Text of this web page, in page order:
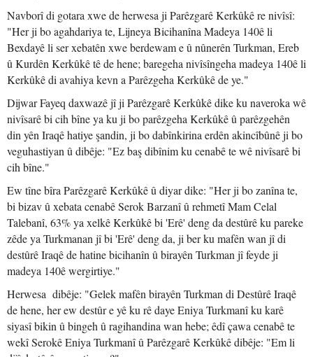
Navborî di gotara xwe de herwesa ji Parêzgarê Kerkûkê re nivîsî:
"Her ji bo agahdariya te, Lijneya Bicihanîna Madeya 140ê li
Bexdayê li ser xebatên xwe berdewam e û nûnerên Turkman, Ereb
û Kurdên Kerkûkê tê de hene; baregeha nivîsîngeha madeya 140ê li
Kerkûkê di avahiya kevn a Parêzgeha Kerkûkê de ye."
Dijwar Fayeq daxwazê jî ji Parêzgarê Kerkûkê dike ku naveroka wê
nivîsarê bi cih bîne ya ku ji bo parêzgeha Kerkûkê û parêzgehên
din yên Iraqê hatiye şandin, ji bo dabînkirina erdên akincîbûnê ji bo
veguhastiyan û dibêje: "Ez baş dibînim ku cenabê te wê nivîsarê bi
cih bîne."
Ew tîne bîra Parêzgarê Kerkûkê û diyar dike: "Her ji bo zanîna te,
bi bizav û xebata cenabê Serok Barzanî û rehmetî Mam Celal
Talebanî, 63% ya xelkê Kerkûkê bi 'Erê' deng da destûrê ku pareke
zêde ya Turkmanan jî bi 'Erê' deng da, ji ber ku mafên wan jî di
destûrê Iraqê de hatine bicihanîn û birayên Turkman jî feyde ji
madeya 140ê wergirtiye."
Herwesa dibêje: "Gelek mafên birayên Turkman di Destûrê Iraqê
de hene, her ew destûr e yê ku rê daye Eniya Turkmanî ku karê
siyasî bikin û bingeh û ragihandina wan hebe; êdî çawa cenabê te
wekî Serokê Eniya Turkmanî û Parêzgarê Kerkûkê dibêje: "Em li